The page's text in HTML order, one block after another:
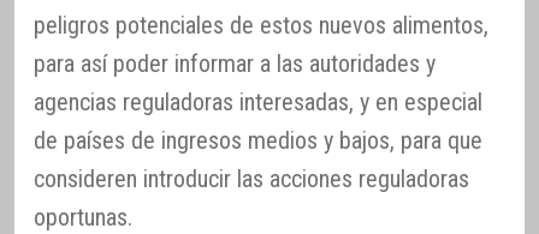
peligros potenciales de estos nuevos alimentos,
para así poder informar a las autoridades y
agencias reguladoras interesadas, y en especial
de países de ingresos medios y bajos, para que
consideren introducir las acciones reguladoras
oportunas.